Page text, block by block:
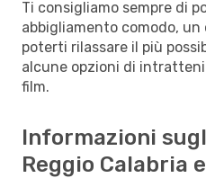
Ti consigliamo sempre di
abbigliamento comodo,
poterti rilassare il più
alcune opzioni di
film.
Informazioni
Reggio Calabria